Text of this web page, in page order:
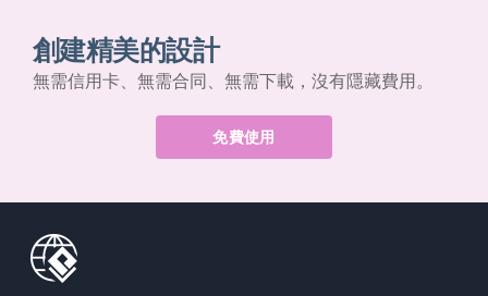
創建精美的設計
無需信用卡、無需合同、無需下載，沒有隱藏費用。
免費使用